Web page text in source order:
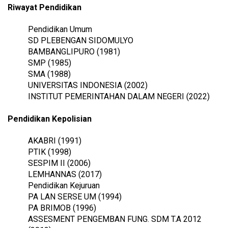
Riwayat Pendidikan
Pendidikan Umum
SD PLEBENGAN SIDOMULYO
BAMBANGLIPURO (1981)
SMP (1985)
SMA (1988)
UNIVERSITAS INDONESIA (2002)
INSTITUT PEMERINTAHAN DALAM NEGERI (2022)
Pendidikan Kepolisian
AKABRI (1991)
PTIK (1998)
SESPIM II (2006)
LEMHANNAS (2017)
Pendidikan Kejuruan
PA LAN SERSE UM (1994)
PA BRIMOB (1996)
ASSESMENT PENGEMBAN FUNG. SDM T.A 2012